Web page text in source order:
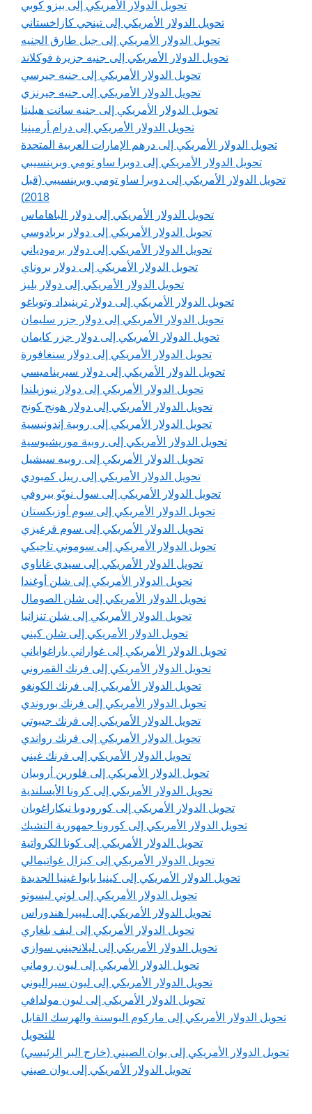
تحويل الدولار الأمريكي إلى بيزو كوبي
تحويل الدولار الأمريكي إلى تينجي كازاخستاني
تحويل الدولار الأمريكي إلى جبل طارق الجنيه
تحويل الدولار الأمريكي إلى جنيه جزيرة فوكلاند
تحويل الدولار الأمريكي إلى جنيه جيرسي
تحويل الدولار الأمريكي إلى جنيه جيرنزي
تحويل الدولار الأمريكي إلى جنيه سانت هيلينا
تحويل الدولار الأمريكي إلى درام أرمينيا
تحويل الدولار الأمريكي إلى درهم الإمارات العربية المتحدة
تحويل الدولار الأمريكي إلى دوبرا ساو تومي وبرينسيبي
تحويل الدولار الأمريكي إلى دوبرا ساو تومي وبرينسيبي (قبل
2018)
تحويل الدولار الأمريكي إلى دولار الباهاماس
تحويل الدولار الأمريكي إلى دولار بربادوسي
تحويل الدولار الأمريكي إلى دولار برمودياني
تحويل الدولار الأمريكي إلى دولار بروناي
تحويل الدولار الأمريكي إلى دولار بليز
تحويل الدولار الأمريكي إلى دولار ترينيداد وتوباغو
تحويل الدولار الأمريكي إلى دولار جزر سليمان
تحويل الدولار الأمريكي إلى دولار جزر كايمان
تحويل الدولار الأمريكي إلى دولار سنغافورة
تحويل الدولار الأمريكي إلى دولار سيريناميسي
تحويل الدولار الأمريكي إلى دولار نيوزيلندا
تحويل الدولار الأمريكي إلى دولار هونج كونج
تحويل الدولار الأمريكي إلى روبية إندونيسية
تحويل الدولار الأمريكي إلى روبية موريشيوسية
تحويل الدولار الأمريكي إلى روبيه سيشيل
تحويل الدولار الأمريكي إلى رييل كمبودي
تحويل الدولار الأمريكي إلى سول نويّو بيروفي
تحويل الدولار الأمريكي إلى سوم أوزبكستان
تحويل الدولار الأمريكي إلى سوم قرغيزي
تحويل الدولار الأمريكي إلى سوموني تاجيكي
تحويل الدولار الأمريكي إلى سيدي غاناوي
تحويل الدولار الأمريكي إلى شلن أوغندا
تحويل الدولار الأمريكي إلى شلن الصومال
تحويل الدولار الأمريكي إلى شلن تنزانيا
تحويل الدولار الأمريكي إلى شلن كيني
تحويل الدولار الأمريكي إلى غواراني باراغواياني
تحويل الدولار الأمريكي إلى فرنك القمروني
تحويل الدولار الأمريكي إلى فرنك الكونغو
تحويل الدولار الأمريكي إلى فرنك بوروندي
تحويل الدولار الأمريكي إلى فرنك جيبوتي
تحويل الدولار الأمريكي إلى فرنك رواندي
تحويل الدولار الأمريكي إلى فرنك غيني
تحويل الدولار الأمريكي إلى فلورين أروبيان
تحويل الدولار الأمريكي إلى كرونا الأيسلندية
تحويل الدولار الأمريكي إلى كورودوبا نيكاراغويان
تحويل الدولار الأمريكي إلى كورونا جمهورية التشيك
تحويل الدولار الأمريكي إلى كونا الكرواتية
تحويل الدولار الأمريكي إلى كيزال غواتيمالي
تحويل الدولار الأمريكي إلى كينيا بابوا غينيا الجديدة
تحويل الدولار الأمريكي إلى لوتي ليسوتو
تحويل الدولار الأمريكي إلى ليبيرا هندوراس
تحويل الدولار الأمريكي إلى ليف بلغاري
تحويل الدولار الأمريكي إلى ليلانجيني سوازي
تحويل الدولار الأمريكي إلى ليون روماني
تحويل الدولار الأمريكي إلى ليون سيراليوني
تحويل الدولار الأمريكي إلى ليون مولدافي
تحويل الدولار الأمريكي إلى ماركوم البوسنة والهرسك القابل
للتحويل
تحويل الدولار الأمريكي إلى يوان الصيني (خارج البر الرئيسي)
تحويل الدولار الأمريكي إلى يوان صيني